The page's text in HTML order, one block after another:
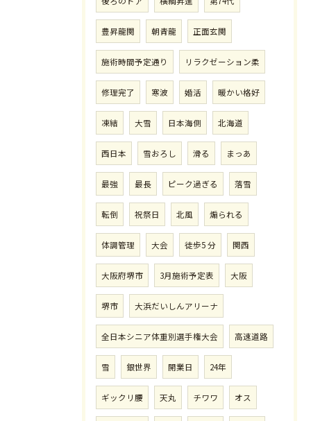
豊昇龍関 朝青龍 正面玄関
施術時間予定通り リラクゼーション柔
修理完了 寒波 婚活 暖かい格好
凍結 大雪 日本海側 北海道
西日本 雪おろし 滑る まっあ
最強 最長 ピーク過ぎる 落雪
転倒 祝祭日 北風 煽られる
体調管理 大会 徒歩5 分 関西
大阪府堺市 3月施術予定表 大阪
堺市 大浜だいしんアリーナ
全日本シニア体重別選手権大会 高速道路
雪 銀世界 開業日 24年
ギックリ腰 天丸 チワワ オス